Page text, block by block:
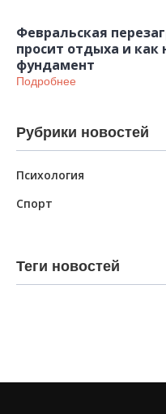
Февральская
просит отдыха и как
фундамент
Подробнее
Рубрики новостей
Психология
Спорт
Теги новостей